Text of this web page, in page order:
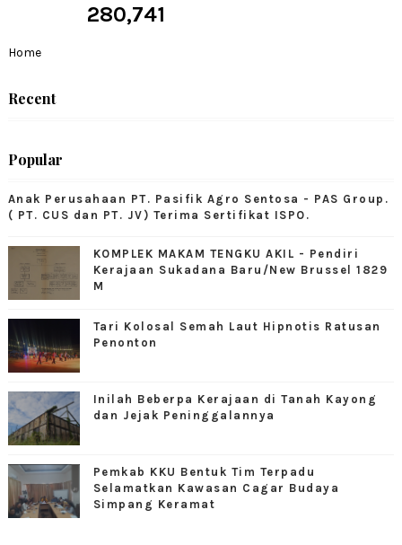
280,741
Home
Recent
Popular
Anak Perusahaan PT. Pasifik Agro Sentosa - PAS Group.
( PT. CUS dan PT. JV) Terima Sertifikat ISPO.
KOMPLEK MAKAM TENGKU AKIL - Pendiri
Kerajaan Sukadana Baru/New Brussel 1829
M
Tari Kolosal Semah Laut Hipnotis Ratusan
Penonton
Inilah Beberpa Kerajaan di Tanah Kayong
dan Jejak Peninggalannya
Pemkab KKU Bentuk Tim Terpadu
Selamatkan Kawasan Cagar Budaya
Simpang Keramat